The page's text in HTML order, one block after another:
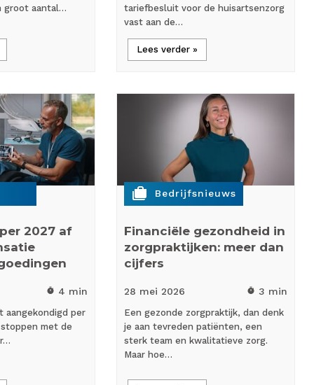
groot aantal…
tariefbesluit voor de huisartsenzorg
vast aan de…
Lees verder »
2027 af
timer 4 min
aangekondigd per
met de
cases Bedrijfsnieuws
Financiële gezondheid in
zorgpraktijken: meer dan
cijfers
28 mei 2026 timer 3 min
Een gezonde zorgpraktijk, dan denk
je aan tevreden patiënten, een
sterk team en kwalitatieve zorg.
Maar hoe…